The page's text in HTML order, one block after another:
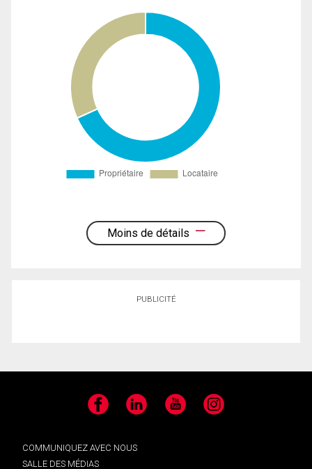
Moins de détails
PUBLICITÉ
Facebook LinkedIn YouTube Instagram
COMMUNIQUEZ AVEC NOUS
SALLE DES MÉDIAS